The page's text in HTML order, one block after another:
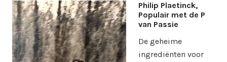
Philip Plaetinck,
Populair met de P
van Passie
De geheime
ingrediënten voor